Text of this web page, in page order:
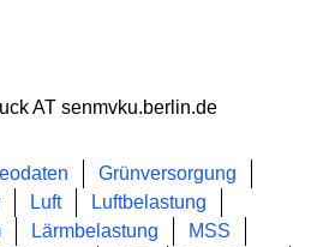
AT senmvku.berlin.de
Grünversorgung
Luft
Luftbelastung
Lärmbelastung
MSS